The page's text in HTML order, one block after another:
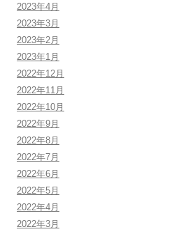
2023年4月
2023年3月
2023年2月
2023年1月
2022年12月
2022年11月
2022年10月
2022年9月
2022年8月
2022年7月
2022年6月
2022年5月
2022年4月
2022年3月